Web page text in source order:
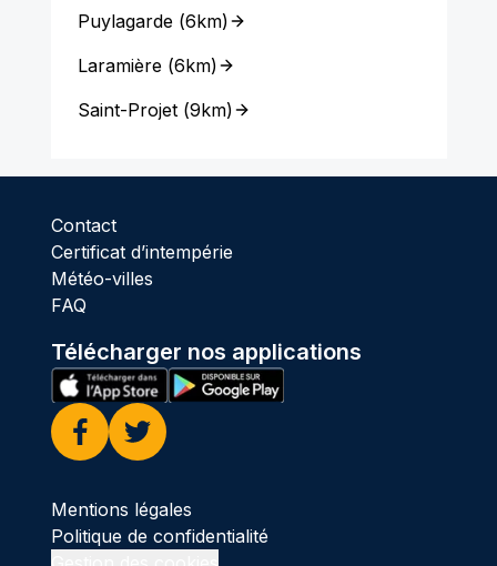
Puylagarde(6km)
Laramière(6km)
Saint-Projet(9km)
Contact
Certificat d’intempérie
Météo-villes
FAQ
Télécharger nos applications
Facebook
Twitter
Mentions légales
Politique de confidentialité